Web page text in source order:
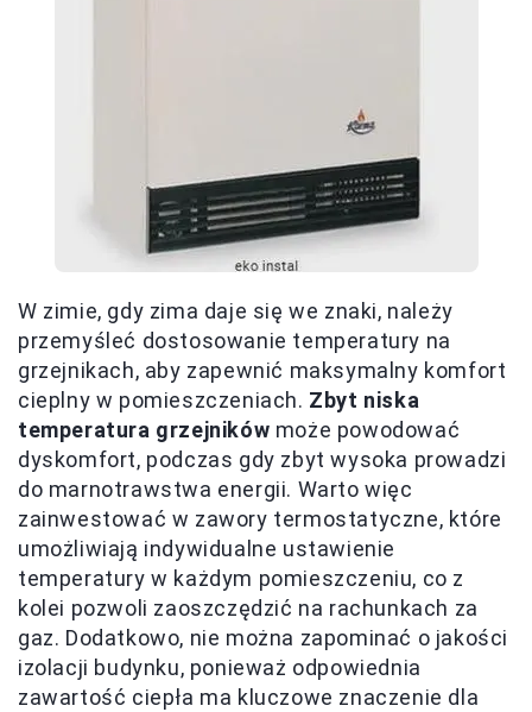
W zimie, gdy zima daje się we znaki, należy
przemyśleć dostosowanie temperatury na
grzejnikach, aby zapewnić maksymalny komfort
cieplny w pomieszczeniach. Zbyt niska
temperatura grzejników może powodować
dyskomfort, podczas gdy zbyt wysoka prowadzi
do marnotrawstwa energii. Warto więc
zainwestować w zawory termostatyczne, które
umożliwiają indywidualne ustawienie
temperatury w każdym pomieszczeniu, co z
kolei pozwoli zaoszczędzić na rachunkach za
gaz. Dodatkowo, nie można zapominać o jakości
izolacji budynku, ponieważ odpowiednia
zawartość ciepła ma kluczowe znaczenie dla